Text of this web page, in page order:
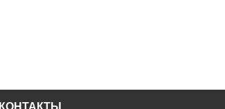
КОНТАКТЫ